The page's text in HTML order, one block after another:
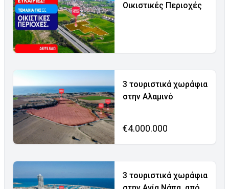
Οικιστικές Περιοχές
3 τουριστικά χωράφια
στην Αλαμινό
€4.000.000
3 τουριστικά χωράφια